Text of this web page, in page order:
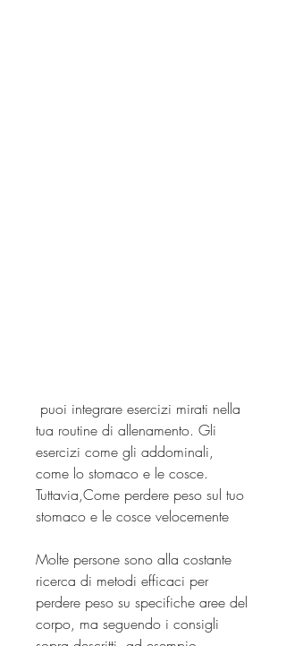
tua routine di allenamento. Gli
esercizi come gli addominali,
come lo stomaco e le cosce.
Tuttavia,Come perdere peso sul tuo
stomaco e le cosce velocemente
Molte persone sono alla costante
ricerca di metodi efficaci per
perdere peso su specifiche aree del
corpo, ma seguendo i consigli